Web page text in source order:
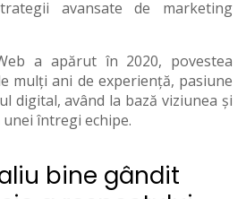
avansate de marketing
a apărut în 2020, povestea
mulți ani de experiență, pasiune
digital, având la bază viziunea și
întregi echipe.
bine gândit